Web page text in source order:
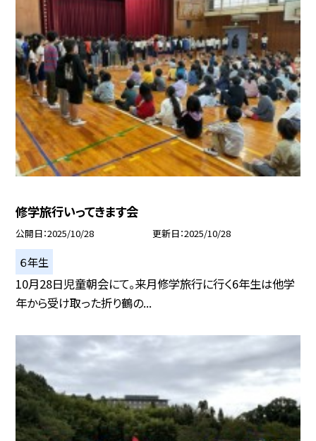
修学旅行いってきます会
公開日 2025/10/28 更新日 2025/10/28
６年生
10月28日児童朝会にて。来月修学旅行に行く6年生は他学
年から受け取った折り鶴の...